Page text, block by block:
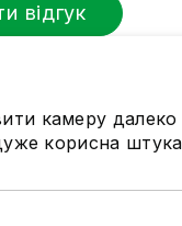
відгук
камеру далеко
корисна штука,